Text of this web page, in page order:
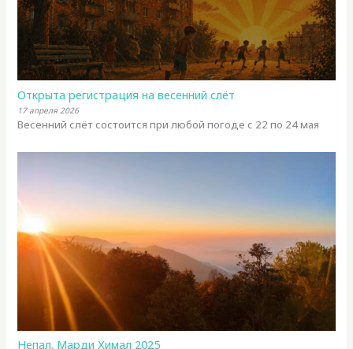
Открыта регистрация на весенний слёт
17 апреля 2026
Весенний слёт состоится при любой погоде с 22 по 24 мая
Непал. Марди Химал 2025